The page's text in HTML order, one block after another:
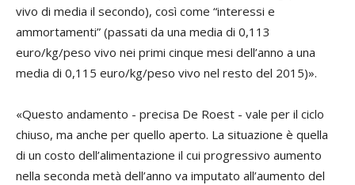
vivo di media il secondo), così come “interessi e
ammortamenti” (passati da una media di 0,113
euro/kg/peso vivo nei primi cinque mesi dell’anno a una
media di 0,115 euro/kg/peso vivo nel resto del 2015)».
«Questo andamento - precisa De Roest - vale per il ciclo
chiuso, ma anche per quello aperto. La situazione è quella
di un costo dell’alimentazione il cui progressivo aumento
nella seconda metà dell’anno va imputato all’aumento del